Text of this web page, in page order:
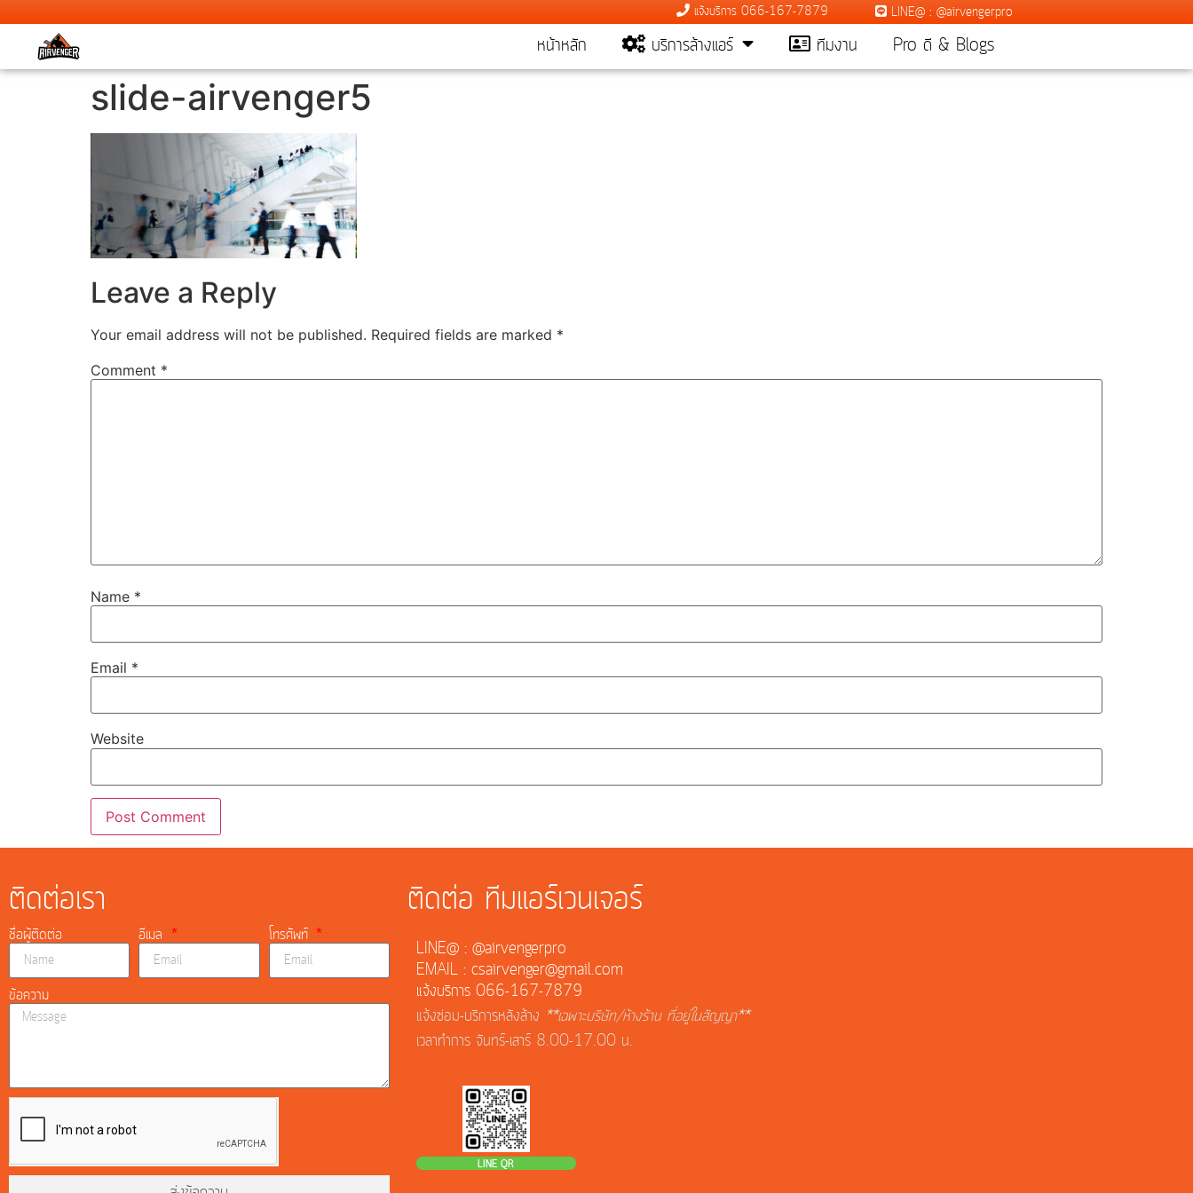
แจ้งบริการ 066-167-7879 LINE@ : @airvengerpro
หน้าหลัก บริการล้างแอร์ ทีมงาน Pro ดี & Blogs
slide-airvenger5
Leave a Reply
Your email address will not be published. Required fields are marked *
Comment *
Name *
Email *
Website
ติดต่อเรา
ชื่อผู้ติดต่อ อีเมล โทรศัพท์
ข้อความ
ติดต่อ ทีมแอร์เวนเจอร์
LINE@ : @airvengerpro
EMAIL : csairvenger@gmail.com
แจ้งบริการ 066-167-7879
แจ้งซ่อม-บริการหลังล้าง **เฉพาะบริษัท/ห้างร้าน ที่อยู่ในสัญญา**
เวลาทำการ จันทร์-เสาร์ 8.00-17.00 น.
LINE QR